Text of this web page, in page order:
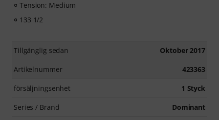
Tension: Medium
133 1/2
Tillgänglig sedan Oktober 2017
Artikelnummer 423363
försäljningsenhet 1 Styck
Series / Brand Dominant